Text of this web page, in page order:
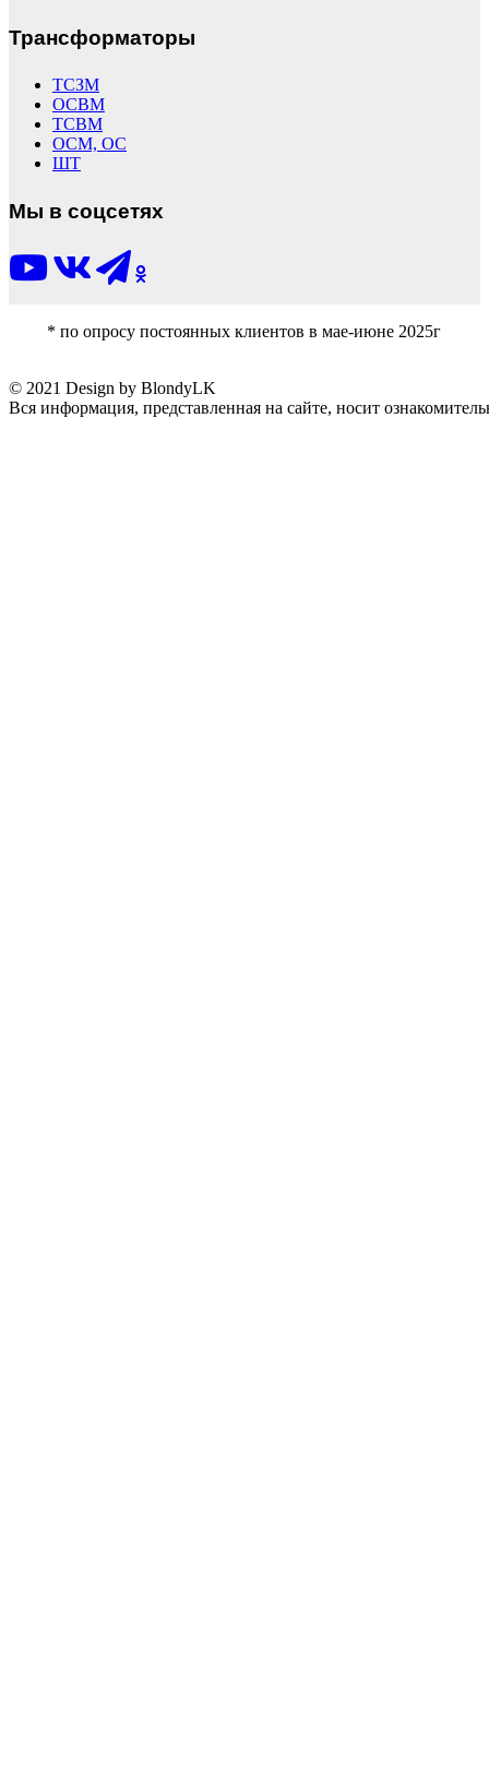
Трансформаторы
ТСЗМ
ОСВМ
ТСВМ
ОСМ, ОС
ШТ
Мы в соцсетях
* по опросу постоянных клиентов в мае-июне 2025г
© 2021 Design by BlondyLK
Вся информация, представленная на сайте, носит